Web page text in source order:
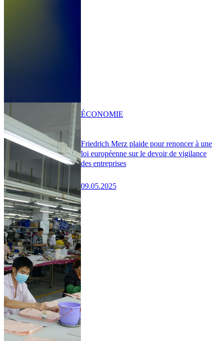
Friedrich Merz plaide pour renoncer à une
loi européenne sur le devoir de vigilance
des entreprises
09.05.2025
ÉCONOMIE